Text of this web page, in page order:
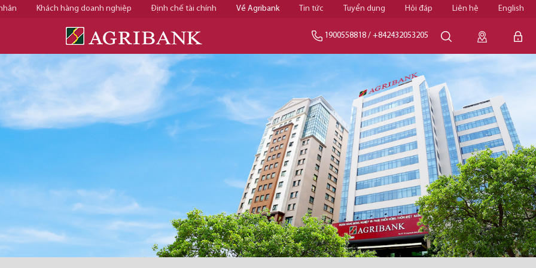
Khách hàng doanh nghiệp Định chế tài chính Về Agribank Tin tức Tuyển dụng Hỏi đáp Liên hệ English
1900558818 / +842432053205